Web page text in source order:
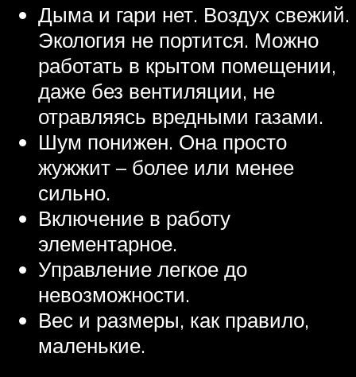
Дыма и гари нет. Воздух свежий.
Экология не портится. Можно
работать в крытом помещении,
даже без вентиляции, не
отравляясь вредными газами.
Шум понижен. Она просто
жужжит – более или менее
сильно.
Включение в работу
элементарное.
Управление легкое до
невозможности.
Вес и размеры, как правило,
маленькие.